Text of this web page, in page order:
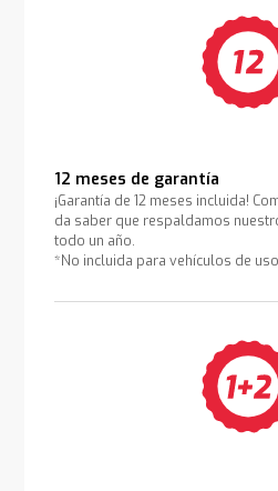
12 meses de garantía
¡Garantía de 12 meses incluida!
da saber que respaldamos
todo un año.
*No incluida para vehículos de